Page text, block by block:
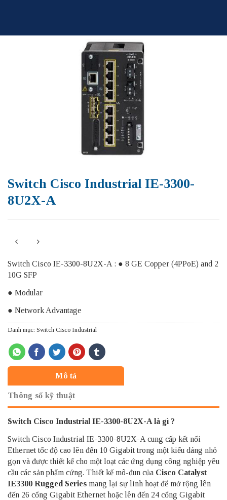
Switch Cisco Industrial IE-3300-
8U2X-A
Switch Cisco IE-3300-8U2X-A : ● 8 GE Copper (4PPoE) and 2
10G SFP
● Modular
● Network Advantage
Danh mục: Switch Cisco Industrial
Mô tả
Thông số kỹ thuật
Switch Cisco Industrial IE-3300-8U2X-A là gì ?
Switch Cisco Industrial IE-3300-8U2X-A cung cấp kết nối
Ethernet tốc độ cao lên đến 10 Gigabit trong một kiểu dáng nhỏ
gọn và được thiết kế cho một loạt các ứng dụng công nghiệp yêu
cầu các sản phẩm cứng. Thiết kế mô-đun của Cisco Catalyst
IE3300 Rugged Series mang lại sự linh hoạt để mở rộng lên
đến 26 cổng Gigabit Ethernet hoặc lên đến 24 cổng Gigabit